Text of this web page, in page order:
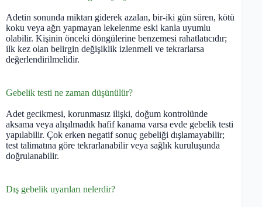
Adetin sonunda miktarı giderek azalan, bir-iki gün süren, kötü
koku veya ağrı yapmayan lekelenme eski kanla uyumlu
olabilir. Kişinin önceki döngülerine benzemesi rahatlatıcıdır;
ilk kez olan belirgin değişiklik izlenmeli ve tekrarlarsa
değerlendirilmelidir.
Gebelik testi ne zaman düşünülür?
Adet gecikmesi, korunmasız ilişki, doğum kontrolünde
aksama veya alışılmadık hafif kanama varsa evde gebelik testi
yapılabilir. Çok erken negatif sonuç gebeliği dışlamayabilir;
test talimatına göre tekrarlanabilir veya sağlık kuruluşunda
doğrulanabilir.
Dış gebelik uyarıları nelerdir?